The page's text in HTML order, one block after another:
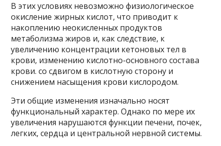
В этих условиях невозможно физиологическое
окисление жирных кислот, что приводит к
накоплению неокисленных продуктов
метаболизма жиров и, как следствие, к
увеличению концентрации кетоновых тел в
крови, изменению кислотно-основного состава
крови. со сдвигом в кислотную сторону и
снижением насыщения крови кислородом.
Эти общие изменения изначально носят
функциональный характер. Однако по мере их
увеличения нарушаются функции печени, почек,
легких, сердца и центральной нервной системы.